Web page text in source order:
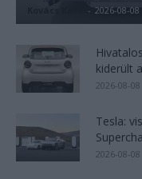
- 2026-08-08
kiderült
2026-08-08
Tesla:
2026-08-08